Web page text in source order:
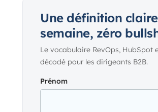
Une définition
semaine, zéro
Le vocabulaire RevOps, HubSpot
décodé pour les dirigeants B2B.
Prénom